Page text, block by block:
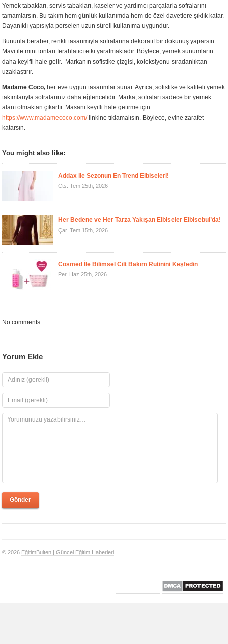
Yemek tabakları, servis tabakları, kaseler ve yardımcı parçalarla sofralarını
tamamlarsın. Bu takım hem günlük kullanımda hem de özel davetlere şıklık katar.
Dayanıklı yapısıyla porselen uzun süreli kullanıma uygundur.
Bununla beraber, renkli tasarımıyla sofralarına dekoratif bir dokunuş yaparsın.
Mavi ile mint tonları ferahlatıcı etki yaratmaktadır. Böylece, yemek sunumların
daha keyifli hale gelir. Markanın sofistike çizgisi, koleksiyonu sıradanlıktan
uzaklaştırır.
Madame Coco, her eve uygun tasarımlar sunar. Ayrıca, sofistike ve kaliteli yemek
takımlarıyla sofralarınız daha eğlencelidir. Marka, sofraları sadece bir yemek
alanı olmaktan çıkartır. Masanı keyifli hale getirme için
https://www.madamecoco.com/linkine tıklamalısın. Böylece, evine zarafet
katarsın.
You might also like:
Addax ile Sezonun En Trend Elbiseleri!
Cts. Tem 25th, 2026
Her Bedene ve Her Tarza Yakışan Elbiseler Elbisebul’da!
Çar. Tem 15th, 2026
Cosmed İle Bilimsel Cilt Bakım Rutinini Keşfedin
Per. Haz 25th, 2026
No comments.
Yorum Ekle
Gönder
© 2026 EğitimBulten | Güncel Eğitim Haberleri